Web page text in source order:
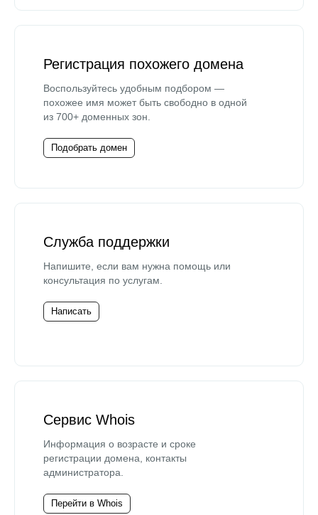
Регистрация похожего домена
Воспользуйтесь удобным подбором —
похожее имя может быть свободно в одной
из 700+ доменных зон.
Подобрать домен
Служба поддержки
Напишите, если вам нужна помощь или
консультация по услугам.
Написать
Сервис Whois
Информация о возрасте и сроке
регистрации домена, контакты
администратора.
Перейти в Whois